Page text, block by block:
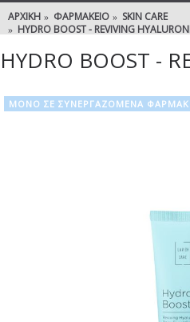
ΑΡΧΙΚΉ ΦΑΡΜΑΚΕΊΟ
SKIN CARE
HYDRO BOOST - REVIVING
ΜΟΝΟ ΣΕ ΣΥΝΕΡΓΑΖΟΜΕΝΑ